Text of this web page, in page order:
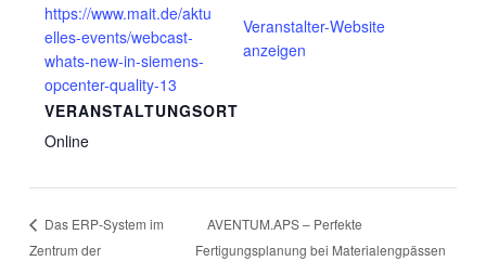
https://www.mait.de/aktu
elles-events/webcast-
whats-new-in-siemens-
opcenter-quality-13
VERANSTALTUNGSORT
Online
Veranstalter-Website
anzeigen
Das ERP-System im
Zentrum der
AVENTUM.APS – Perfekte
Fertigungsplanung bei Materialengpässen